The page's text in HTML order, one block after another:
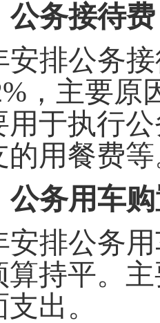
公务接待费
安排公务
，主要原
用于执行
的用餐费
公务用车
安排公务
算持平。
出。